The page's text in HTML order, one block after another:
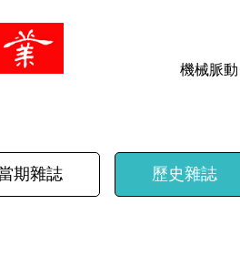
機械脈動
期雜誌 歷史雜誌